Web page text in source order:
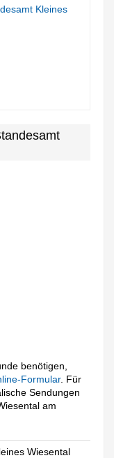
Kleines
benötigen,
Formular. Für
Sendungen
am
Wiesental